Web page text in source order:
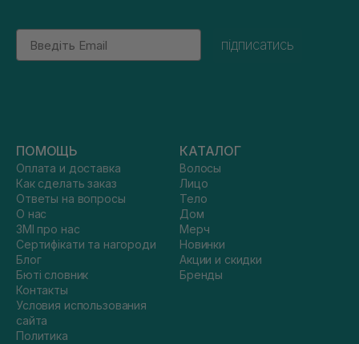
Email
підписатись
ПОМОЩЬ
Оплата и доставка
Как сделать заказ
Ответы на вопросы
О нас
ЗМІ про нас
Сертифікати та нагороди
Блог
Бюті словник
Контакты
Условия использования
сайта
Политика
КАТАЛОГ
Волосы
Лицо
Тело
Дом
Мерч
Новинки
Акции и скидки
Бренды